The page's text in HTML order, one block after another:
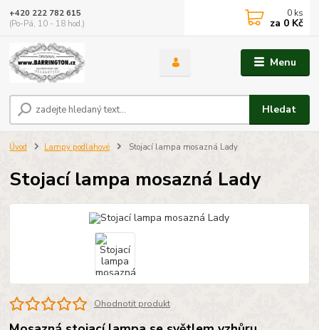
Menu
Hledat
+420 222 782 615
(Po-Pá, 10 - 18 hod.)
0 ks
za 0 Kč
Úvod Lampy podlahové Stojací lampa mosazná Lady
Stojací lampa mosazná Lady
Ohodnotit produkt